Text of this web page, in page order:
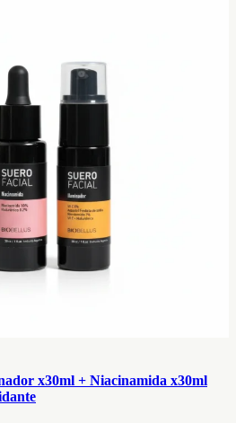
x30ml + Niacinamida x30ml